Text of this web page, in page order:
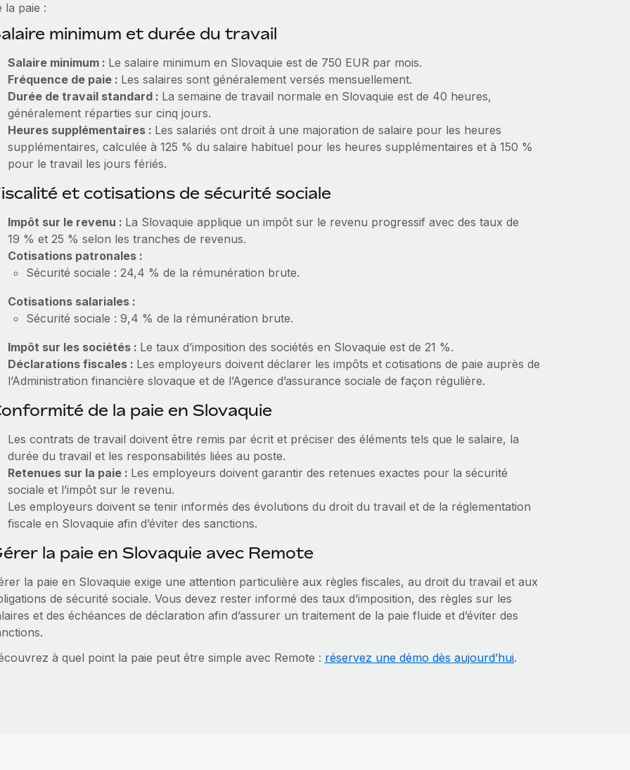
la paie :
minimum et durée du travail
Salaire minimum : Le salaire minimum en Slovaquie est de 750 EUR par mois.
Fréquence de paie : Les salaires sont généralement versés mensuellement.
Durée de travail standard : La semaine de travail normale en Slovaquie est de 40 heures,
généralement réparties sur cinq jours.
Heures supplémentaires : Les salariés ont droit à une majoration de salaire pour les heures
supplémentaires, calculée à 125 % du salaire habituel pour les heures supplémentaires et à 150 %
pour le travail les jours fériés.
et cotisations de sécurité sociale
Impôt sur le revenu : La Slovaquie applique un impôt sur le revenu progressif avec des taux de
19 % et 25 % selon les tranches de revenus.
Cotisations patronales :
Sécurité sociale : 24,4 % de la rémunération brute.
Cotisations salariales :
Sécurité sociale : 9,4 % de la rémunération brute.
Impôt sur les sociétés : Le taux d’imposition des sociétés en Slovaquie est de 21 %.
Déclarations fiscales : Les employeurs doivent déclarer les impôts et cotisations de paie auprès de
l’Administration financière slovaque et de l’Agence d’assurance sociale de façon régulière.
de la paie en Slovaquie
Les contrats de travail doivent être remis par écrit et préciser des éléments tels que le salaire, la
durée du travail et les responsabilités liées au poste.
Retenues sur la paie : Les employeurs doivent garantir des retenues exactes pour la sécurité
sociale et l’impôt sur le revenu.
Les employeurs doivent se tenir informés des évolutions du droit du travail et de la réglementation
fiscale en Slovaquie afin d’éviter des sanctions.
la paie en Slovaquie avec Remote
la paie en Slovaquie exige une attention particulière aux règles fiscales, au droit du travail et aux
de sécurité sociale. Vous devez rester informé des taux d’imposition, des règles sur les
et des échéances de déclaration afin d’assurer un traitement de la paie fluide et d’éviter des
à quel point la paie peut être simple avec Remote : réservez une démo dès aujourd’hui.